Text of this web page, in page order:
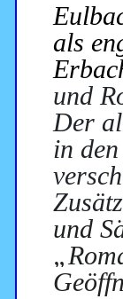
als
und
Der
in
und